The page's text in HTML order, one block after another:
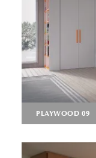
PLAYWOOD 09